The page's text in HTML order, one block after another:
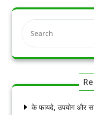
के फायदे, उपयोग और